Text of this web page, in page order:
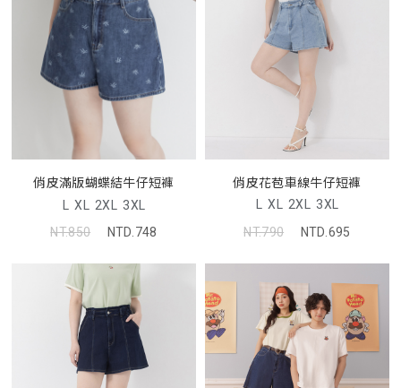
俏皮滿版蝴蝶結牛仔短褲
L XL 2XL 3XL
NT.850
NTD.748
俏皮花苞車線牛仔短褲
L XL 2XL 3XL
NT.790
NTD.695